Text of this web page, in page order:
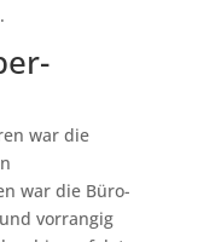
war die
war die Büro-
vorrangig